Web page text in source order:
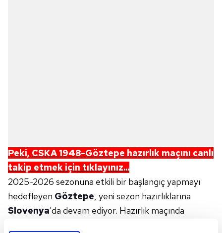
Peki, CSKA 1948-Göztepe hazırlık maçını canlı
takip etmek için tıklayınız...
2025-2026 sezonuna etkili bir başlangıç yapmayı
hedefleyen Göztepe, yeni sezon hazırlıklarına
Slovenya'da devam ediyor. Hazırlık maçında